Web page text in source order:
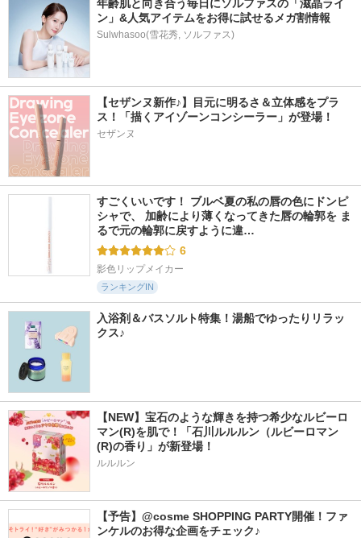
年齢肌と向き合う毎日にソルファスの「滋晶ライ
ン」&人気アイテムをお得に試せるメガ割情報
Sulwhasoo(雪花秀, ソルファス)
【セザンヌ新作♪】目元に明るさ＆立体感をプラ
ス！「描くアイゾーンコンシーラー」が登場！
セザンヌ
すごくいいです！ ブルベ夏の私の唇の色にドンピ
シャで、 加齢により薄くなってきた唇の輪郭を ま
るで元の輪郭に戻すように違…
6
影色リップメイカー
ランキングIN
入浴剤＆バスソルト特集！湯船でゆったりリラッ
クス♪
【NEW】宝石のような輝きを持つ希少なルビーロ
マン(R)を肌で！「石川ルルルン（ルビーロマン
(R)の香り」が新登場！
ルルルン
【予告】@cosme SHOPPING PARTY開催！ファ
ンケルのお得な企画をチェック♪